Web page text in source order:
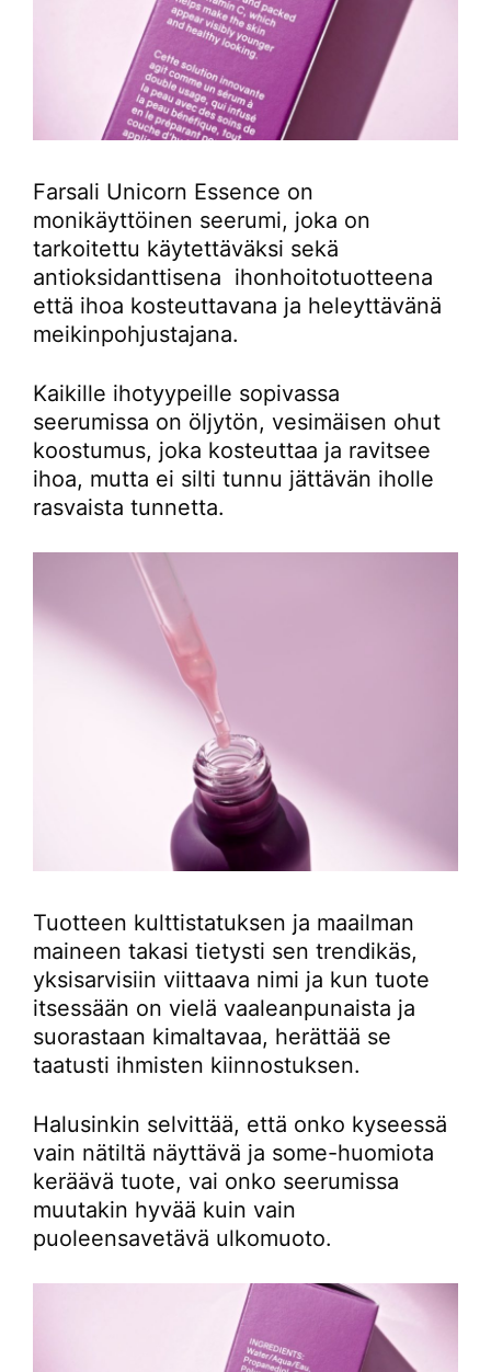
Farsali Unicorn Essence on
monikäyttöinen seerumi, joka on
tarkoitettu käytettäväksi sekä
antioksidanttisena ihonhoitotuotteena
että ihoa kosteuttavana ja heleyttävänä
meikinpohjustajana.
Kaikille ihotyypeille sopivassa
seerumissa on öljytön, vesimäisen ohut
koostumus, joka kosteuttaa ja ravitsee
ihoa, mutta ei silti tunnu jättävän iholle
rasvaista tunnetta.
Tuotteen kulttistatuksen ja maailman
maineen takasi tietysti sen trendikäs,
yksisarvisiin viittaava nimi ja kun tuote
itsessään on vielä vaaleanpunaista ja
suorastaan kimaltavaa, herättää se
taatusti ihmisten kiinnostuksen.
Halusinkin selvittää, että onko kyseessä
vain nätiltä näyttävä ja some-huomiota
keräävä tuote, vai onko seerumissa
muutakin hyvää kuin vain
puoleensavetävä ulkomuoto.